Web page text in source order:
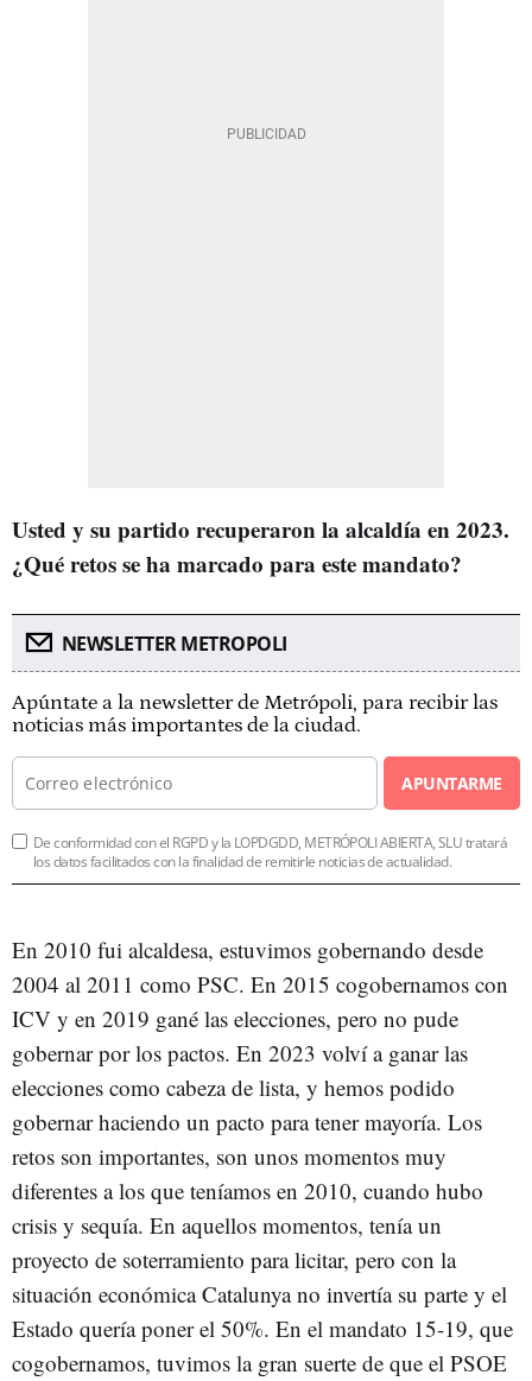
Usted y su partido recuperaron la alcaldía en 2023.
¿Qué retos se ha marcado para este mandato?
NEWSLETTER METROPOLI
Apúntate a la newsletter de Metrópoli, para recibir las
noticias más importantes de la ciudad.
APUNTARME
De conformidad con el RGPD y la LOPDGDD, METRÓPOLI ABIERTA, SLU tratará
los datos facilitados con la finalidad de remitirle noticias de actualidad.
En 2010 fui alcaldesa, estuvimos gobernando desde
2004 al 2011 como PSC. En 2015 cogobernamos con
ICV y en 2019 gané las elecciones, pero no pude
gobernar por los pactos. En 2023 volví a ganar las
elecciones como cabeza de lista, y hemos podido
gobernar haciendo un pacto para tener mayoría. Los
retos son importantes, son unos momentos muy
diferentes a los que teníamos en 2010, cuando hubo
crisis y sequía. En aquellos momentos, tenía un
proyecto de soterramiento para licitar, pero con la
situación económica Catalunya no invertía su parte y el
Estado quería poner el 50%. En el mandato 15-19, que
cogobernamos, tuvimos la gran suerte de que el PSOE